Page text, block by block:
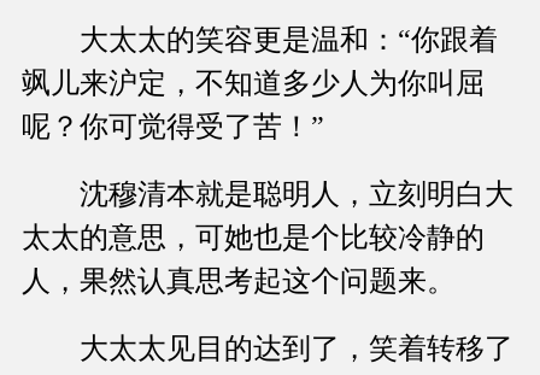
大太太的笑容更是温和：“你跟着
飒儿来沪定，不知道多少人为你叫屈
呢？你可觉得受了苦！”
沈穆清本就是聪明人，立刻明白大
太太的意思，可她也是个比较冷静的
人，果然认真思考起这个问题来。
大太太见目的达到了，笑着转移了